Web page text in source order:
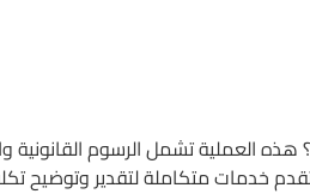
تشمل الرسوم القانونية
خدمات متكاملة لتقدير وتوضيح